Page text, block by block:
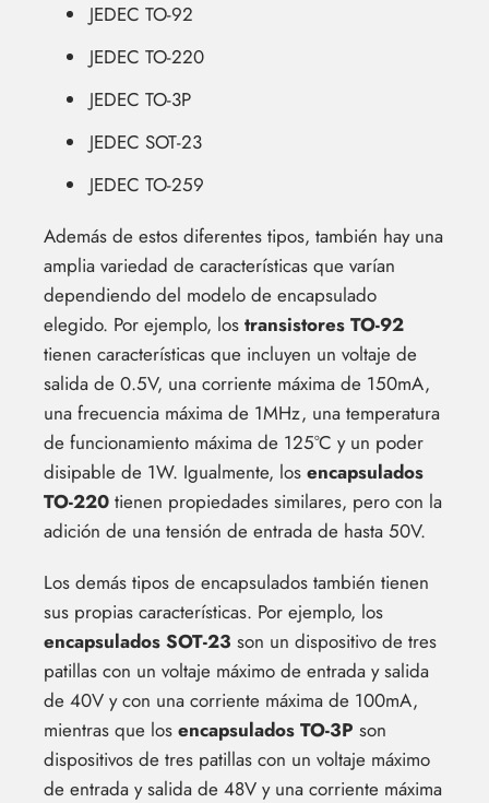
JEDEC TO-92
JEDEC TO-220
JEDEC TO-3P
JEDEC SOT-23
JEDEC TO-259
Además de estos diferentes tipos, también hay una
amplia variedad de características que varían
dependiendo del modelo de encapsulado
elegido. Por ejemplo, los transistores TO-92
tienen características que incluyen un voltaje de
salida de 0.5V, una corriente máxima de 150mA,
una frecuencia máxima de 1MHz, una temperatura
de funcionamiento máxima de 125°C y un poder
disipable de 1W. Igualmente, los encapsulados
TO-220 tienen propiedades similares, pero con la
adición de una tensión de entrada de hasta 50V.
Los demás tipos de encapsulados también tienen
sus propias características. Por ejemplo, los
encapsulados SOT-23 son un dispositivo de tres
patillas con un voltaje máximo de entrada y salida
de 40V y con una corriente máxima de 100mA,
mientras que los encapsulados TO-3P son
dispositivos de tres patillas con un voltaje máximo
de entrada y salida de 48V y una corriente máxima